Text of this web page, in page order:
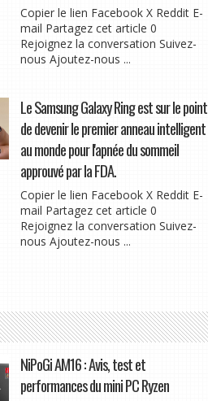
Copier le lien Facebook X Reddit E-
mail Partagez cet article 0
Rejoignez la conversation Suivez-
nous Ajoutez-nous ...
Le Samsung Galaxy Ring est sur le point
de devenir le premier anneau intelligent
au monde pour l'apnée du sommeil
approuvé par la FDA.
Copier le lien Facebook X Reddit E-
mail Partagez cet article 0
Rejoignez la conversation Suivez-
nous Ajoutez-nous ...
NiPoGi AM16 : Avis, test et
performances du mini PC Ryzen